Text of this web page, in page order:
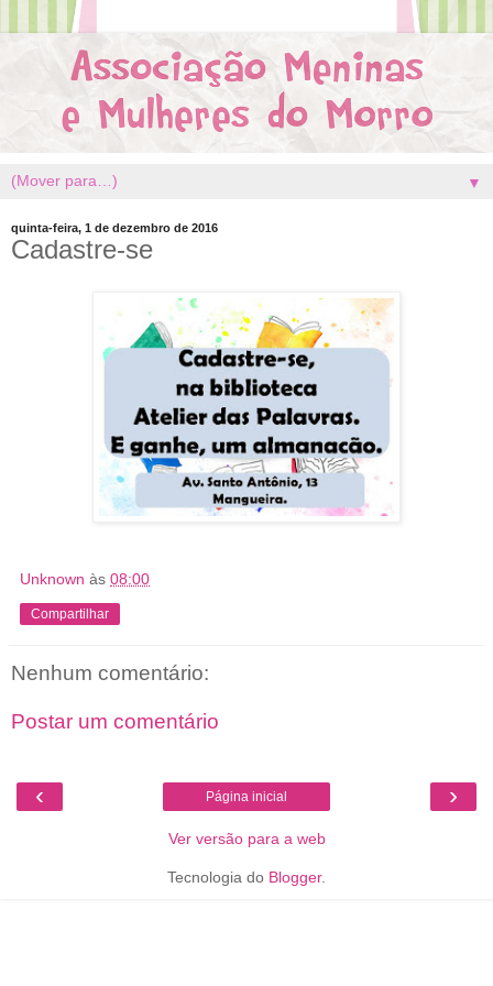
▼
quinta-feira, 1 de dezembro de 2016
Cadastre-se
Unknown às 08:00
Compartilhar
Nenhum comentário:
Postar um comentário
‹ ›
Página inicial
Ver versão para a web
Tecnologia do Blogger.